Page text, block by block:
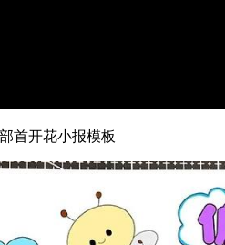
首开花小报模板